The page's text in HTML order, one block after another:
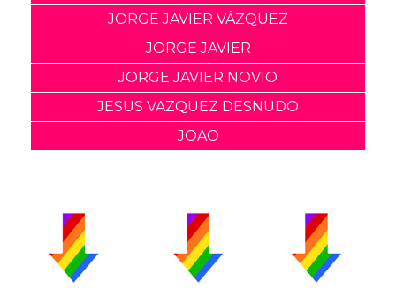
JORGE JAVIER VÁZQUEZ
JORGE JAVIER
JORGE JAVIER NOVIO
JESUS VAZQUEZ DESNUDO
JOAO